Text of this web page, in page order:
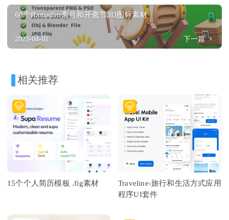
60个Ramadan斋月和开斋节3D图标素材
2023-04-01 下一篇
相关推荐
15个个人简历模板 .fig素材
Traveline-旅行和生活方式应用
程序UI套件